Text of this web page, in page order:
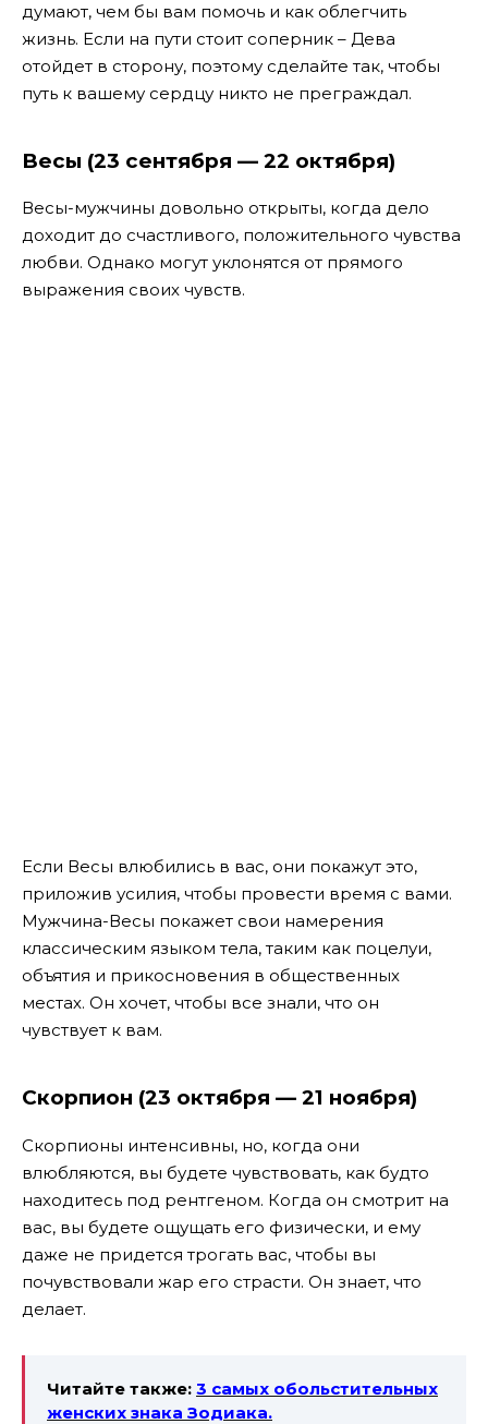
думают, чем бы вам помочь и как облегчить
жизнь. Если на пути стоит соперник – Дева
отойдет в сторону, поэтому сделайте так, чтобы
путь к вашему сердцу никто не преграждал.
Весы (23 сентября — 22 октября)
Весы-мужчины довольно открыты, когда дело
доходит до счастливого, положительного чувства
любви. Однако могут уклонятся от прямого
выражения своих чувств.
Если Весы влюбились в вас, они покажут это,
приложив усилия, чтобы провести время с вами.
Мужчина-Весы покажет свои намерения
классическим языком тела, таким как поцелуи,
объятия и прикосновения в общественных
местах. Он хочет, чтобы все знали, что он
чувствует к вам.
Скорпион (23 октября — 21 ноября)
Скорпионы интенсивны, но, когда они
влюбляются, вы будете чувствовать, как будто
находитесь под рентгеном. Когда он смотрит на
вас, вы будете ощущать его физически, и ему
даже не придется трогать вас, чтобы вы
почувствовали жар его страсти. Он знает, что
делает.
Читайте также: 3 самых обольстительных
женских знака Зодиака.